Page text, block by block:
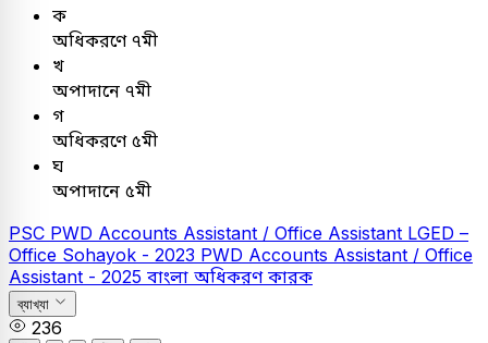
ক
অধিকরণে ৭মী
খ
অপাদানে ৭মী
গ
অধিকরণে ৫মী
ঘ
অপাদানে ৫মী
PSC PWD Accounts Assistant / Office Assistant LGED –
Office Sohayok - 2023 PWD Accounts Assistant / Office
Assistant - 2025 বাংলা অধিকরণ কারক
ব্যাখ্যা
236